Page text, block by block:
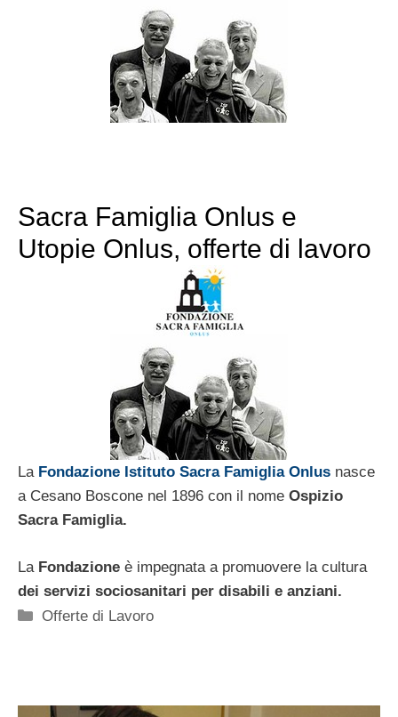
Sacra Famiglia Onlus e
Utopie Onlus, offerte di lavoro
La Fondazione Istituto Sacra Famiglia Onlus nasce
a Cesano Boscone nel 1896 con il nome Ospizio
Sacra Famiglia.
La Fondazione è impegnata a promuovere la cultura
dei servizi sociosanitari per disabili e anziani.
Categorie
Offerte di Lavoro